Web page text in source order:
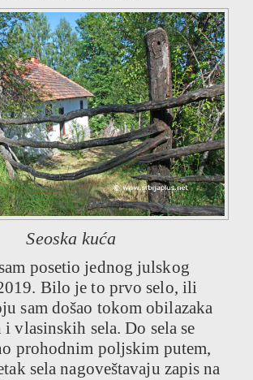
Seoska kuća
posetio jednog julskog
Bilo je to prvo selo, ili
sam došao tokom obilazaka
vlasinskih sela. Do sela se
prohodnim poljskim putem,
sela nagoveštavaju zapis na